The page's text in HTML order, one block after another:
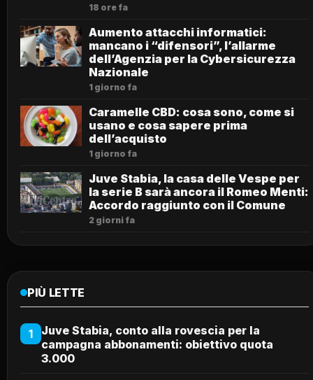
18 ore fa
Aumento attacchi informatici:
mancano i “difensori”, l’allarme
dell’Agenzia per la Cybersicurezza
Nazionale
1 giorno fa
Caramelle CBD: cosa sono, come si
usano e cosa sapere prima
dell’acquisto
1 giorno fa
Juve Stabia, la casa delle Vespe per
la serie B sarà ancora il Romeo Menti:
Accordo raggiunto con il Comune
2 giorni fa
PIÙ LETTE
1
Juve Stabia, conto alla rovescia per la
campagna abbonamenti: obiettivo quota
3.000